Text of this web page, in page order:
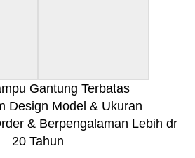
Gantung Terbatas
Design Model & Ukuran
& Berpengalaman Lebih dr
20 Tahun